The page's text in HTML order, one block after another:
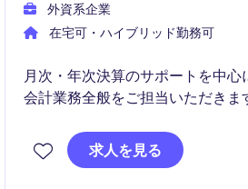
外資系企業
在宅可・ハイブリッド勤務可
月次・年次決算のサポートを中心
会計業務全般をご担当いただきま
計領域へステップアップできるポ
求人を見る